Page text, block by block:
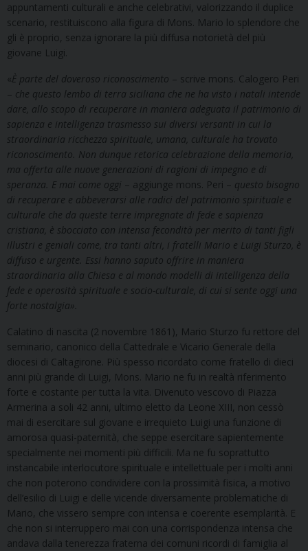
appuntamenti culturali e anche celebrativi, valorizzando il duplice
scenario, restituiscono alla figura di Mons. Mario lo splendore che
gli è proprio, senza ignorare la più diffusa notorietà del più
giovane Luigi.
«È parte del doveroso riconoscimento – scrive mons. Calogero Peri
– che questo lembo di terra siciliana che ne ha visto i natali intende
dare, allo scopo di recuperare in maniera adeguata il patrimonio di
sapienza e intelligenza trasmesso sui diversi versanti in cui la
straordinaria ricchezza spirituale, umana, culturale ha trovato
riconoscimento. Non dunque retorica celebrazione della memoria,
ma offerta alle nuove generazioni di ragioni di impegno e di
speranza. E mai come oggi – aggiunge mons. Peri – questo bisogno
di recuperare e abbeverarsi alle radici del patrimonio spirituale e
culturale che da queste terre impregnate di fede e sapienza
cristiana, è sbocciato con intensa fecondità per merito di tanti figli
illustri e geniali come, tra tanti altri, i fratelli Mario e Luigi Sturzo, è
diffuso e urgente. Essi hanno saputo offrire in maniera
straordinaria alla Chiesa e al mondo modelli di intelligenza della
fede e operosità spirituale e socio-culturale, di cui si sente oggi una
forte nostalgia»
Calatino di nascita (2 novembre 1861), Mario Sturzo fu rettore del
seminario, canonico della Cattedrale e Vicario Generale della
diocesi di Caltagirone. Più spesso ricordato come fratello di dieci
anni più grande di Luigi, Mons. Mario ne fu in realtà riferimento
forte e costante per tutta la vita. Divenuto vescovo di Piazza
Armerina a soli 42 anni, ultimo eletto da Leone XIII, non cessò
mai di esercitare sul giovane e irrequieto Luigi una funzione di
amorosa quasi-paternità, che seppe esercitare sapientemente
specialmente nei momenti più difficili. Ma ne fu soprattutto
instancabile interlocutore spirituale e intellettuale per i molti anni
che non poterono condividere con la prossimità fisica, a motivo
dell’esilio di Luigi e delle vicende diversamente problematiche di
Mario, che vissero sempre con intensa e coerente esemplarità. E
che non si interruppero mai con una corrispondenza intensa che
andava dalla tenerezza fraterna dei comuni ricordi di famiglia al